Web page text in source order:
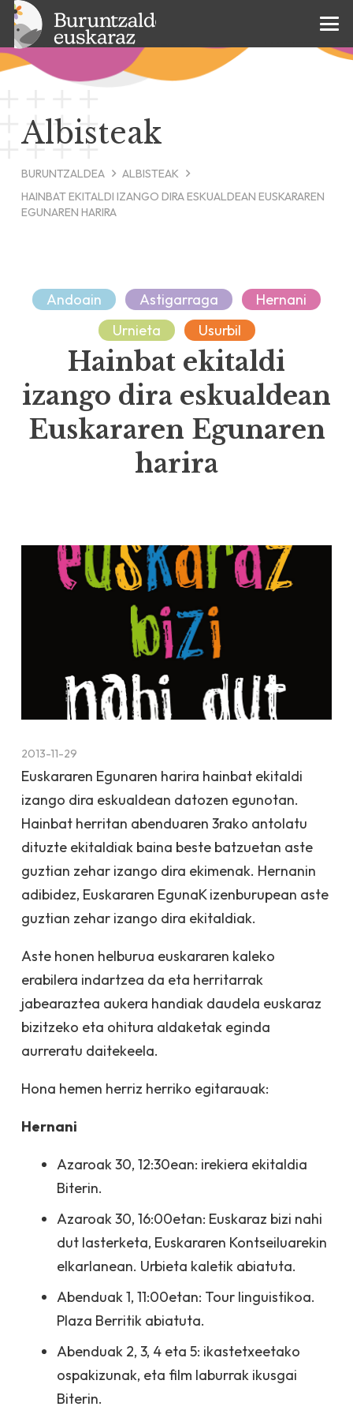
Albisteak
BURUNTZALDEA
ALBISTEAK
HAINBAT EKITALDI IZANGO DIRA ESKUALDEAN EUSKARAREN
EGUNAREN HARIRA
Andoain Astigarraga
Hernani
Urnieta
Usurbil
Hainbat ekitaldi
izango dira eskualdean
Euskararen Egunaren
harira
2013-11-29
Euskararen Egunaren harira hainbat ekitaldi
izango dira eskualdean datozen egunotan.
Hainbat herritan abenduaren 3rako antolatu
dituzte ekitaldiak baina beste batzuetan aste
guztian zehar izango dira ekimenak. Hernanin
adibidez, Euskararen EgunaK izenburupean aste
guztian zehar izango dira ekitaldiak.
Aste honen helburua euskararen kaleko
erabilera indartzea da eta herritarrak
jabearaztea aukera handiak daudela euskaraz
bizitzeko eta ohitura aldaketak eginda
aurreratu daitekeela.
Hona hemen herriz herriko egitarauak:
Hernani
Azaroak 30, 12:30ean: irekiera ekitaldia
Biterin.
Azaroak 30, 16:00etan: Euskaraz bizi nahi
dut lasterketa, Euskararen Kontseiluarekin
elkarlanean. Urbieta kaletik abiatuta.
Abenduak 1, 11:00etan: Tour linguistikoa.
Plaza Berritik abiatuta.
Abenduak 2, 3, 4 eta 5: ikastetxeetako
ospakizunak, eta film laburrak ikusgai
Biterin.